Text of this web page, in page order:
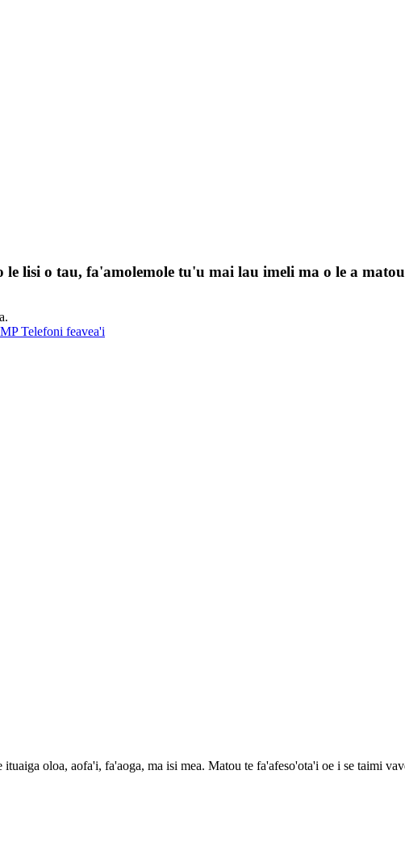
lisi o tau, fa'amolemole tu'u mai lau imeli ma o le a
Telefoni feavea'i
oloa, aofa'i, fa'aoga, ma isi mea. Matou te fa'afeso'ota'i oe i se taimi